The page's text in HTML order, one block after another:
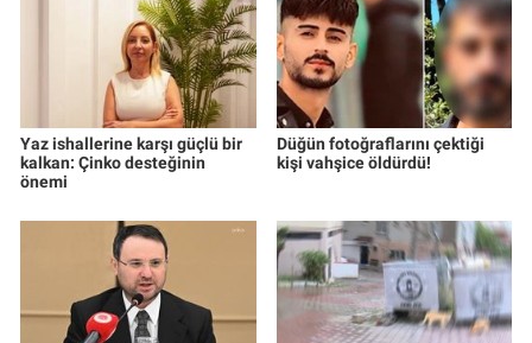
Yaz ishallerine karşı güçlü bir
kalkan: Çinko desteğinin
önemi
Düğün fotoğraflarını çektiği
kişi vahşice öldürdü!